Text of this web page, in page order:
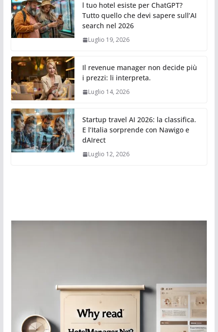
l tuo hotel esiste per ChatGPT?
Tutto quello che devi sapere sull’AI
search nel 2026
Luglio 19, 2026
Il revenue manager non decide più
i prezzi: li interpreta.
Luglio 14, 2026
Startup travel AI 2026: la classifica.
E l’Italia sorprende con Nawigo e
dAIrect
Luglio 12, 2026